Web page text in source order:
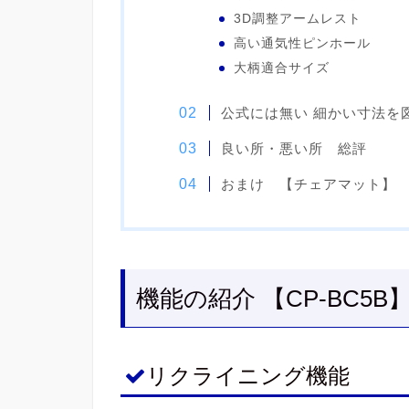
3D調整アームレスト
高い通気性ピンホール
大柄適合サイズ
公式には無い 細かい寸法を
良い所・悪い所 総評
おまけ 【チェアマット】
機能の紹介 【CP-BC5B】
リクライニング機能